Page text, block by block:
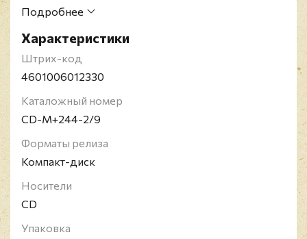
момента выхода первого альбома Би-2 с
три года, за это время в дискографии группы
накопилось достаточно студийного материала,
чтобы можно было повторить интересный и, без
творческий эксперимент - записать новую
пластинку с оркестром.
Би-2 - российская альтернативная рок-группа
белорусского происхождения, образованная в
1988 году в Бобруйске. Основатели и бессменные
участники - Шура Би-2 (соло-гитара, вокал) и Лёва
Би-2 (ведущий вокал, гитара, перкуссия). В состав
Подробнее
Характеристики
Штрих-код
4601006012330
Каталожный номер
CD-M+244-2/9
Форматы релиза
Компакт-диск
Носители
CD
Упаковка